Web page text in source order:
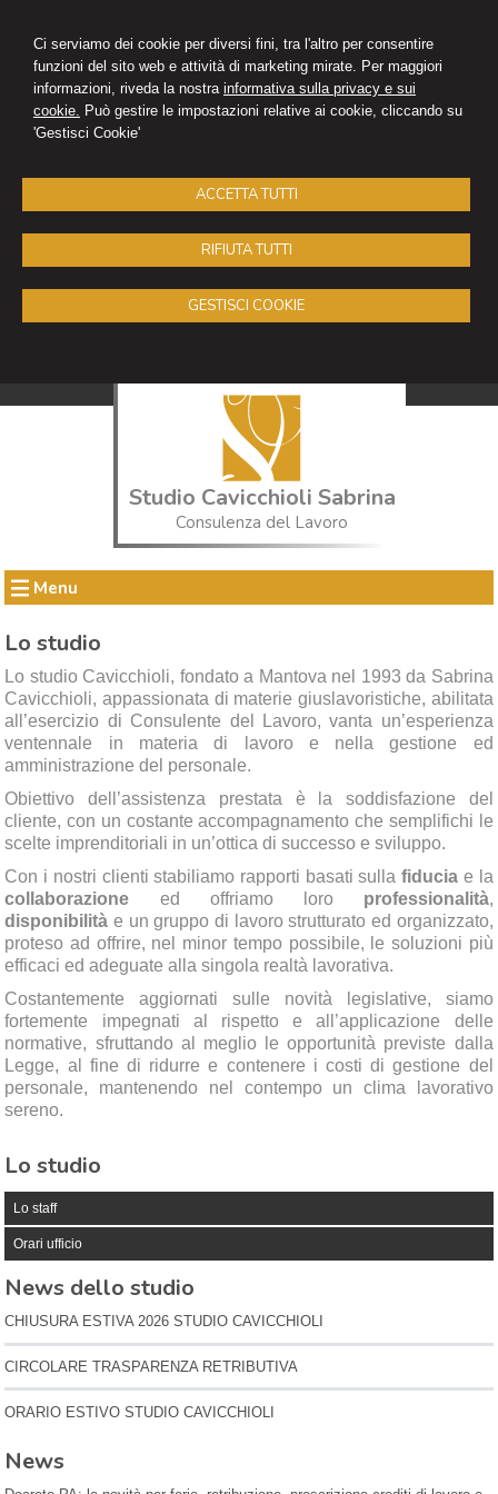
Ci serviamo dei cookie per diversi fini, tra l'altro per consentire
funzioni del sito web e attività di marketing mirate. Per maggiori
informazioni, riveda la nostra informativa sulla privacy e sui
cookie. Può gestire le impostazioni relative ai cookie, cliccando su
'Gestisci Cookie'
ACCETTA TUTTI
RIFIUTA TUTTI
GESTISCI COOKIE
Studio Cavicchioli Sabrina
Consulenza del Lavoro
Menu
Lo studio
Lo studio Cavicchioli, fondato a Mantova nel 1993 da Sabrina
Cavicchioli, appassionata di materie giuslavoristiche, abilitata
all’esercizio di Consulente del Lavoro, vanta un’esperienza
ventennale in materia di lavoro e nella gestione ed
amministrazione del personale.
Obiettivo dell’assistenza prestata è la soddisfazione del
cliente, con un costante accompagnamento che semplifichi le
scelte imprenditoriali in un’ottica di successo e sviluppo.
Con i nostri clienti stabiliamo rapporti basati sullafiducia e la
collaborazione ed offriamo loro professionalità,
disponibilitàe un gruppo di lavoro strutturato ed organizzato,
proteso ad offrire, nel minor tempo possibile, le soluzioni più
efficaci ed adeguate alla singola realtà lavorativa.
Costantemente aggiornati sulle novità legislative, siamo
fortemente impegnati al rispetto e all’applicazione delle
normative, sfruttando al meglio le opportunità previste dalla
Legge, al fine di ridurre e contenere i costi di gestione del
personale, mantenendo nel contempo un clima lavorativo
sereno.
Lo studio
Lo staff
Orari ufficio
News dello studio
CHIUSURA ESTIVA 2026 STUDIO CAVICCHIOLI
CIRCOLARE TRASPARENZA RETRIBUTIVA
ORARIO ESTIVO STUDIO CAVICCHIOLI
News